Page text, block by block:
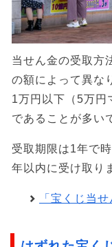
当せん金の受取方
の額によって異な
1万円以下（5万円
であることが多い
受取期限は1年で
年以内に受け取り
「宝くじ当